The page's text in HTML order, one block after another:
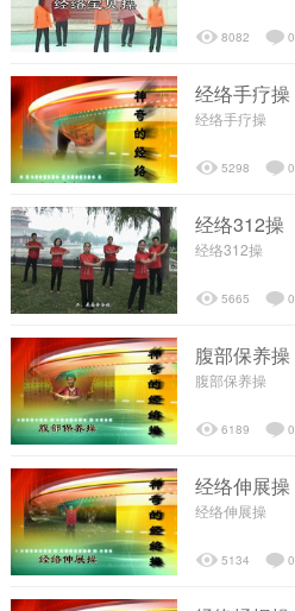
┗━养生会所
┗━私人订制
精彩视频
┗━经络操视频
├─经络操视频
┗━专业教学视频
├─百岁探秘
├─经络讲座
8082 0
经络手疗操
经络手疗操
5298 0
经络312操
经络312操
5665 0
腹部保养操
腹部保养操
6189 0
经络伸展操
经络伸展操
5134 0